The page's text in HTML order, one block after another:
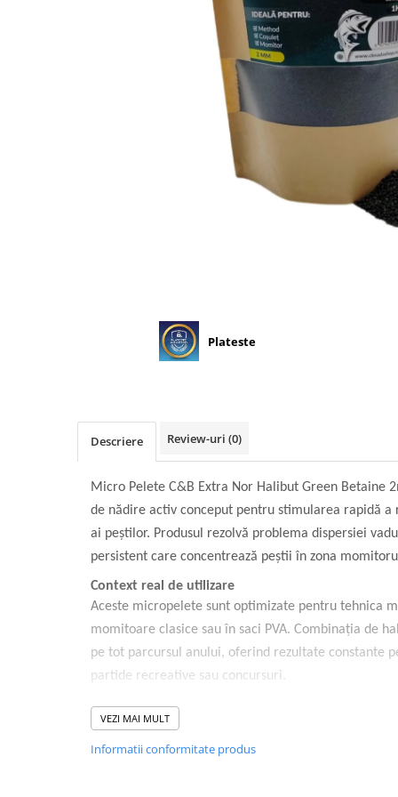
Plateste
Descriere Review-uri (0)
Micro Pelete C&B Extra Nor Halibut Green Betaine
de nădire activ conceput pentru stimularea rapidă
ai peștilor. Produsul rezolvă problema dispersiei
persistent care concentrează peștii în zona
Context real de utilizare
Aceste micropelete sunt optimizate pentru tehnica
momitoare clasice sau în saci PVA. Combinația de
pe tot parcursul anului, oferind rezultate constante
partide recreative sau concursuri.
Ingineria produsului
Micro Pelete C&B Extra Nor Halibut Green Betaine
bazată pe proteine de înaltă calitate și atractanți
VEZI MAI MULT
Informatii conformitate produs